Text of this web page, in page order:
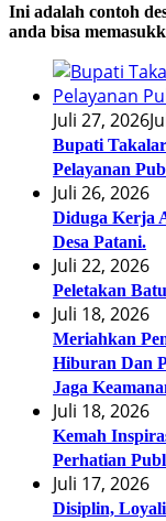
Ini adalah contoh
anda bisa
Juli 27, 2026
Bupati
Pelayanan
Juli 26, 2026
Diduga Kerja
Desa Patani.
Juli 22, 2026
Peletakan
Juli 18, 2026
Meriahkan
Hiburan Dan
Jaga
Juli 18, 2026
Kemah
Perhatian
Juli 17, 2026
Disiplin,